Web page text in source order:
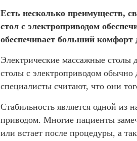
Есть несколько преимуществ,
стол с электроприводом
обеспечивает больший комфорт
Электрические массажные столы
столы с электроприводом
специалисты считают, что они
Стабильность является одной из
приводом. Многие пациенты
или встает после процедуры, а